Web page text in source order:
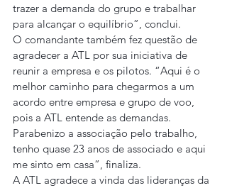
trazer a demanda do grupo e trabalhar
para alcançar o equilíbrio”, conclui.
O comandante também fez questão de
agradecer a ATL por sua iniciativa de
reunir a empresa e os pilotos. “Aqui é o
melhor caminho para chegarmos a um
acordo entre empresa e grupo de voo,
pois a ATL entende as demandas.
Parabenizo a associação pelo trabalho,
tenho quase 23 anos de associado e aqui
me sinto em casa”, finaliza.
A ATL agradece a vinda das lideranças da